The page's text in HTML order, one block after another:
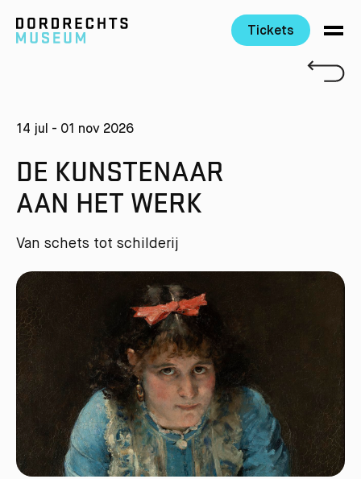
Tickets
14 jul - 01 nov 2026
DE KUNSTENAAR
AAN HET WERK
Van schets tot schilderij